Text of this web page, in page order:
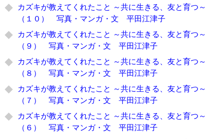
カズキが教えてくれたこと ～共に生きる、友と育つ～
（１０） 写真・マンガ・文 平田江津子
カズキが教えてくれたこと ～共に生きる、友と育つ～
（９） 写真・マンガ・文 平田江津子
カズキが教えてくれたこと ～共に生きる、友と育つ～
（８） 写真・マンガ・文 平田江津子
カズキが教えてくれたこと ～共に生きる、友と育つ～
（７） 写真・マンガ・文 平田江津子
カズキが教えてくれたこと ～共に生きる、友と育つ～
（６） 写真・マンガ・文 平田江津子